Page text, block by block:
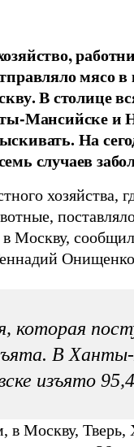
мясо
В столице
Мансийске и
На
случаев
хозяйства,
Москву, сообщил
которая
В
изъято
в Москву,